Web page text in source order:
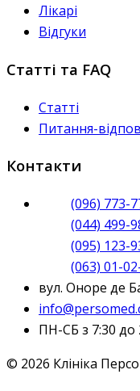
Лікарі
Відгуки
Статті та FAQ
Статті
Питання-
Контакти
(096) 773-
(044) 499-
(095) 123-
(063) 01-
вул. Оноре де
ПН-СБ з 7:30 до
© 2026 Клініка